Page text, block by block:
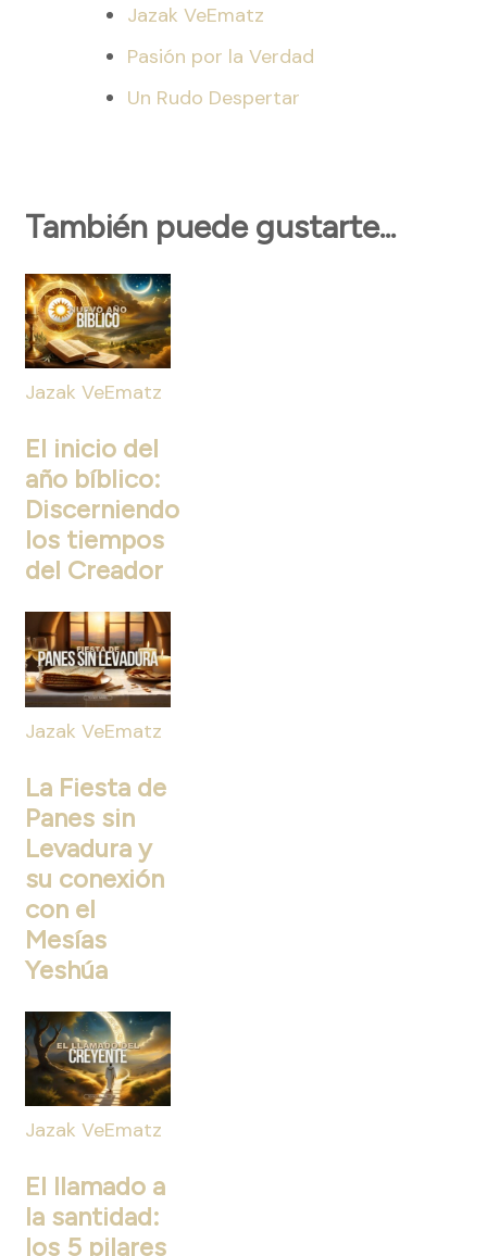
Jazak VeEmatz
Pasión por la Verdad
Un Rudo Despertar
También puede gustarte...
Jazak VeEmatz
El inicio del
año bíblico:
Discerniendo
los tiempos
del Creador
Jazak VeEmatz
La Fiesta de
Panes sin
Levadura y
su conexión
con el
Mesías
Yeshúa
Jazak VeEmatz
El llamado a
la santidad:
los 5 pilares